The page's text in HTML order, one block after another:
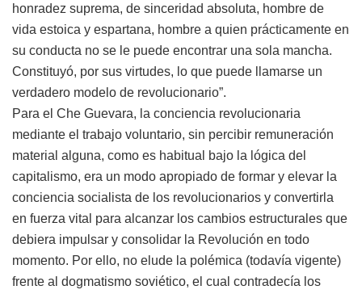
honradez suprema, de sinceridad absoluta, hombre de
vida estoica y espartana, hombre a quien prácticamente en
su conducta no se le puede encontrar una sola mancha.
Constituyó, por sus virtudes, lo que puede llamarse un
verdadero modelo de revolucionario”.
Para el Che Guevara, la conciencia revolucionaria
mediante el trabajo voluntario, sin percibir remuneración
material alguna, como es habitual bajo la lógica del
capitalismo, era un modo apropiado de formar y elevar la
conciencia socialista de los revolucionarios y convertirla
en fuerza vital para alcanzar los cambios estructurales que
debiera impulsar y consolidar la Revolución en todo
momento. Por ello, no elude la polémica (todavía vigente)
frente al dogmatismo soviético, el cual contradecía los